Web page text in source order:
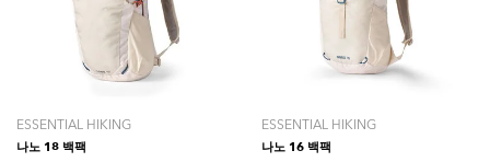
ESSENTIAL HIKING
나노 18 백팩
ESSENTIAL HIKING
나노 16 백팩